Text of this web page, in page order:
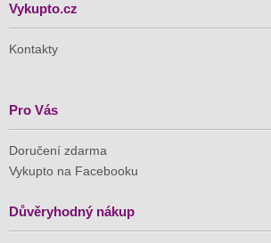
Vykupto.cz
Kontakty
Pro Vás
Doručení zdarma
Vykupto na Facebooku
Důvěryhodný nákup